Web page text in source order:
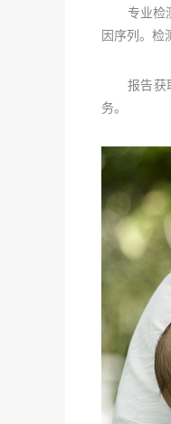
专业检测
因序列。检
报告获取
务。